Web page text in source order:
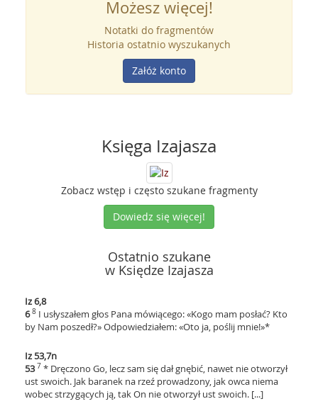
Możesz więcej!
Notatki do fragmentów
Historia ostatnio wyszukanych
Załóż konto
Księga Izajasza
Zobacz wstęp i często szukane fragmenty
Dowiedz się więcej!
Ostatnio szukane
w Księdze Izajasza
Iz 6,8
6 8 I usłyszałem głos Pana mówiącego: «Kogo mam posłać? Kto
by Nam poszedł?» Odpowiedziałem: «Oto ja, poślij mnie!»*
Iz 53,7n
53 7 * Dręczono Go, lecz sam się dał gnębić, nawet nie otworzył
ust swoich. Jak baranek na rzeź prowadzony, jak owca niema
wobec strzygących ją, tak On nie otworzył ust swoich. [...]